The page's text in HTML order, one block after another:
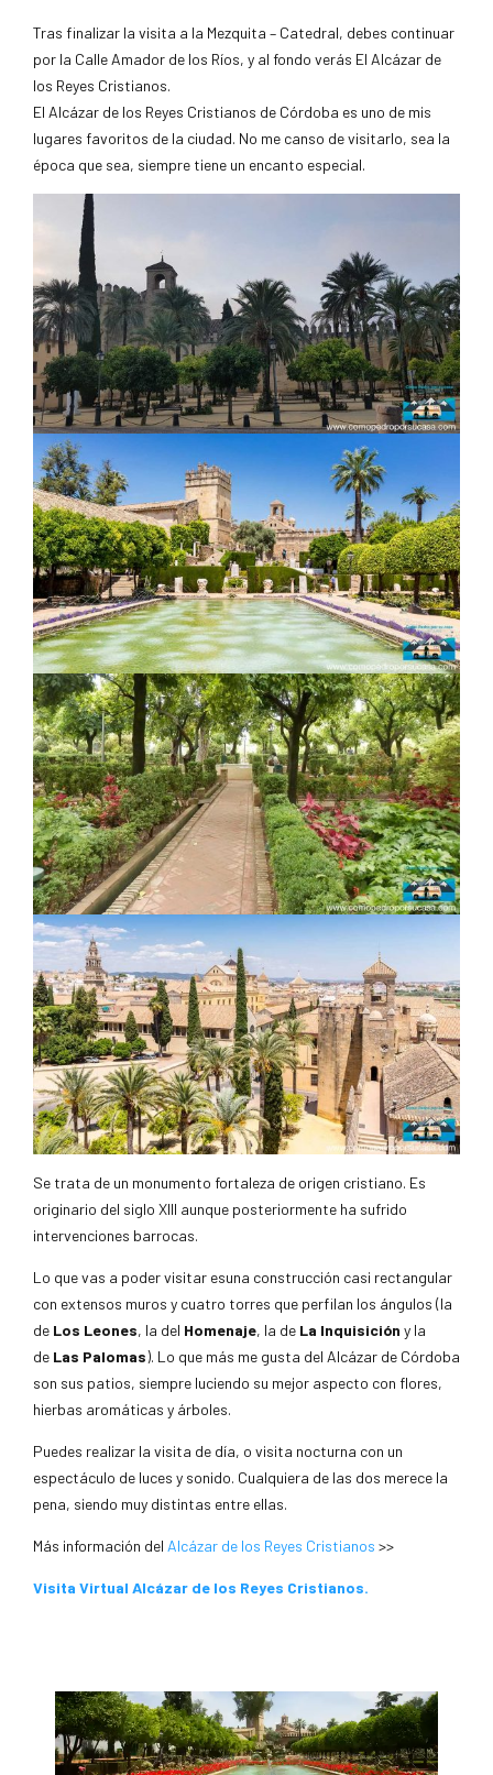
Tras finalizar la visita a la Mezquita – Catedral, debes continuar
por la Calle Amador de los Ríos, y al fondo verás El Alcázar de
los Reyes Cristianos.
El Alcázar de los Reyes Cristianos de Córdoba es uno de mis
lugares favoritos de la ciudad. No me canso de visitarlo, sea la
época que sea, siempre tiene un encanto especial.
Se trata de un monumento fortaleza de origen cristiano. Es
originario del siglo XIII aunque posteriormente ha sufrido
intervenciones barrocas.
Lo que vas a poder visitar esuna construcción casi rectangular
con extensos muros y cuatro torres que perfilan los ángulos (la
de Los Leones, la del Homenaje, la de La Inquisición y la
de Las Palomas). Lo que más me gusta del Alcázar de Córdoba
son sus patios, siempre luciendo su mejor aspecto con flores,
hierbas aromáticas y árboles.
Puedes realizar la visita de día, o visita nocturna con un
espectáculo de luces y sonido. Cualquiera de las dos merece la
pena, siendo muy distintas entre ellas.
Más información del Alcázar de los Reyes Cristianos >>
Visita Virtual Alcázar de los Reyes Cristianos.